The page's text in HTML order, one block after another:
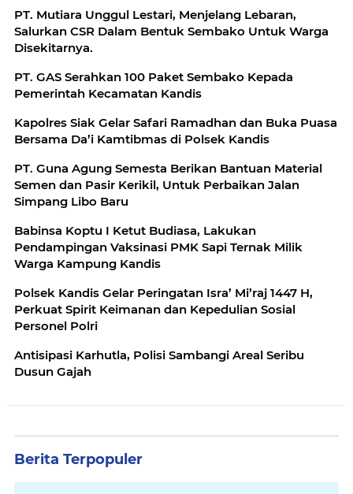
PT. Mutiara Unggul Lestari, Menjelang Lebaran,
Salurkan CSR Dalam Bentuk Sembako Untuk Warga
Disekitarnya.
PT. GAS Serahkan 100 Paket Sembako Kepada
Pemerintah Kecamatan Kandis
Kapolres Siak Gelar Safari Ramadhan dan Buka Puasa
Bersama Da’i Kamtibmas di Polsek Kandis
PT. Guna Agung Semesta Berikan Bantuan Material
Semen dan Pasir Kerikil, Untuk Perbaikan Jalan
Simpang Libo Baru
Babinsa Koptu I Ketut Budiasa, Lakukan
Pendampingan Vaksinasi PMK Sapi Ternak Milik
Warga Kampung Kandis
Polsek Kandis Gelar Peringatan Isra’ Mi’raj 1447 H,
Perkuat Spirit Keimanan dan Kepedulian Sosial
Personel Polri
Antisipasi Karhutla, Polisi Sambangi Areal Seribu
Dusun Gajah
Berita Terpopuler